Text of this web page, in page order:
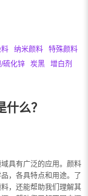
纳米颜料
特殊颜料
硫化锌 炭黑
增白剂
么？
具有广泛的应用。颜料
，各具特点和用途。了
，还能帮助我们理解其